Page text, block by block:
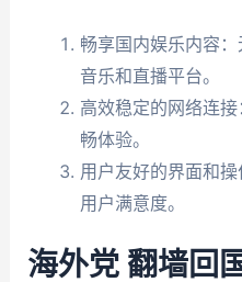
畅享国内娱乐内容：
音乐和直播平台。
高效稳定的网络连
畅体验。
用户友好的界面和
用户满意度。
海外党 翻墙回